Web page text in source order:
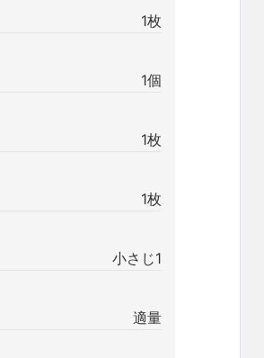
1枚
1個
1枚
1枚
小さじ1
適量